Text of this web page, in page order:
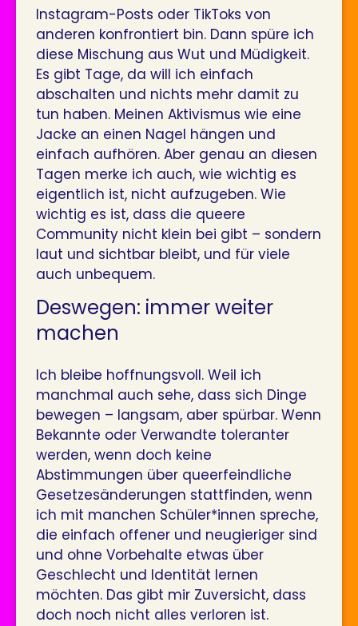
Instagram-Posts oder TikToks von
anderen konfrontiert bin. Dann spüre ich
diese Mischung aus Wut und Müdigkeit.
Es gibt Tage, da will ich einfach
abschalten und nichts mehr damit zu
tun haben. Meinen Aktivismus wie eine
Jacke an einen Nagel hängen und
einfach aufhören. Aber genau an diesen
Tagen merke ich auch, wie wichtig es
eigentlich ist, nicht aufzugeben. Wie
wichtig es ist, dass die queere
Community nicht klein bei gibt – sondern
laut und sichtbar bleibt, und für viele
auch unbequem.
Deswegen: immer weiter
machen
Ich bleibe hoffnungsvoll. Weil ich
manchmal auch sehe, dass sich Dinge
bewegen – langsam, aber spürbar. Wenn
Bekannte oder Verwandte toleranter
werden, wenn doch keine
Abstimmungen über queerfeindliche
Gesetzesänderungen stattfinden, wenn
ich mit manchen Schüler*innen spreche,
die einfach offener und neugieriger sind
und ohne Vorbehalte etwas über
Geschlecht und Identität lernen
möchten. Das gibt mir Zuversicht, dass
doch noch nicht alles verloren ist.